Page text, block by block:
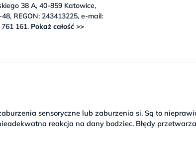
38 A, 40-859 Katowice,
REGON: 243413225, e-mail:
161. Pokaż całość >>
sensoryczne lub zaburzenia si. Są to
reakcja na dany bodziec. Błędy